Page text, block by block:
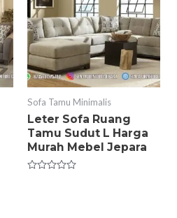
Sofa Tamu Minimalis
Leter Sofa Ruang
Tamu Sudut L Harga
Murah Mebel Jepara